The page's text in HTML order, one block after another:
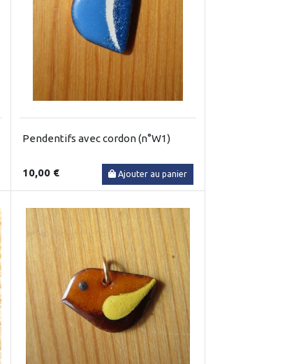
Pendentifs avec cordon (n°W1)
10,00 € Ajouter au panier